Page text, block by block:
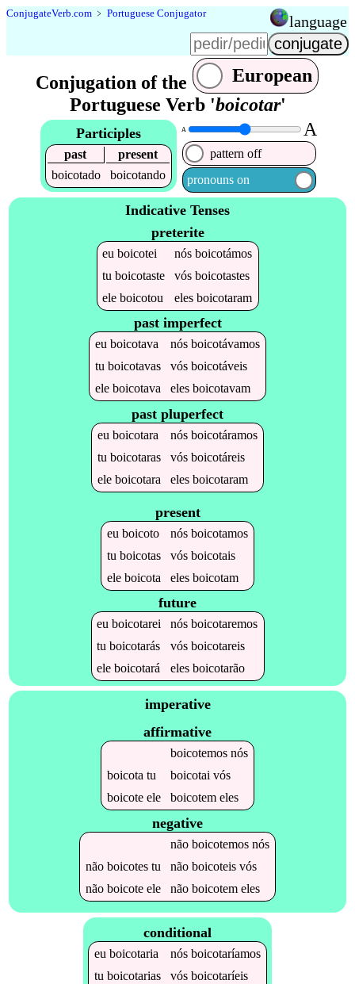
ConjugateVerb.com ﹥ Portuguese Conjugator language
Conjugation of the
European
Portuguese Verb 'boicotar'
Participles
past
present
boicotado
boicotando
A A
pattern off
pronouns on
Indicative Tenses
preterite
euboicotei nósboicotámos
tuboicotaste vósboicotastes
eleboicotou elesboicotaram
past imperfect
eu boicotava nós boicotávamos
tu boicotavas vós boicotáveis
ele boicotava eles boicotavam
past pluperfect
eu boicotara nós boicotáramos
tu boicotaras vós boicotáreis
ele boicotara eles boicotaram
present
eu boicoto nós boicotamos
tu boicotas vós boicotais
ele boicota eles boicotam
future
euboicotarei nósboicotaremos
tuboicotarás vósboicotareis
eleboicotará elesboicotarão
imperative
affirmative
boicotemosnós
boicota tu boicotai vós
boicoteele boicotemeles
negative
não boicotemosnós
não boicotestu não boicoteisvós
não boicoteele não boicotemeles
conditional
eu boicotaria nós boicotaríamos
tu boicotarias vós boicotaríeis